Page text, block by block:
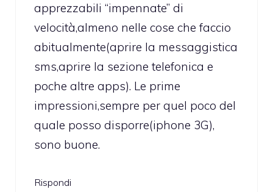
apprezzabili “impennate” di
velocità,almeno nelle cose che faccio
abitualmente(aprire la messaggistica
sms,aprire la sezione telefonica e
poche altre apps). Le prime
impressioni,sempre per quel poco del
quale posso disporre(iphone 3G),
sono buone.
Rispondi